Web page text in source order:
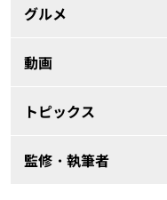
グルメ
動画
トピックス
監修・執筆者